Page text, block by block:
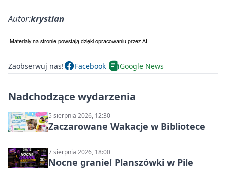
Autor:krystian
Zaobserwuj nas! Facebook Google News
Nadchodzące wydarzenia
5 sierpnia 2026, 12:30
Zaczarowane Wakacje w Bibliotece
7 sierpnia 2026, 18:00
Nocne granie! Planszówki w Pile